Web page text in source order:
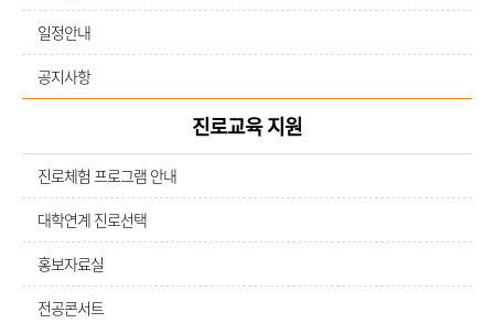
일정안내
공지사항
진로교육 지원
진로체험 프로그램 안내
대학연계 진로선택
홍보자료실
전공콘서트